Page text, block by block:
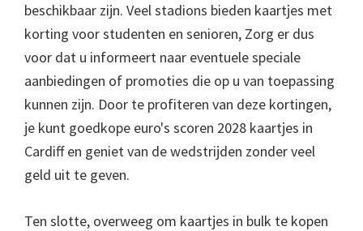
beschikbaar zijn. Veel stadions bieden kaartjes met
korting voor studenten en senioren, Zorg er dus
voor dat u informeert naar eventuele speciale
aanbiedingen of promoties die op u van toepassing
kunnen zijn. Door te profiteren van deze kortingen,
je kunt goedkope euro's scoren 2028 kaartjes in
Cardiff en geniet van de wedstrijden zonder veel
geld uit te geven.
Ten slotte, overweeg om kaartjes in bulk te kopen